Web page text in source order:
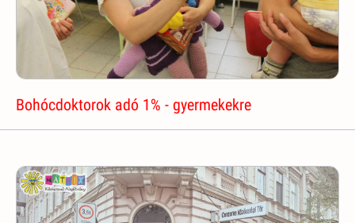
Bohócdoktorok adó 1% - gyermekekre